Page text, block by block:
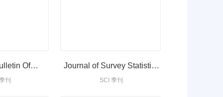
Of
Statistics
刊
Journal of Survey Statistics
and Methodology
SCI 季刊